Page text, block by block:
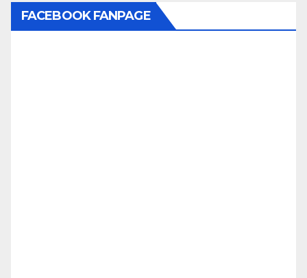
FACEBOOK FANPAGE